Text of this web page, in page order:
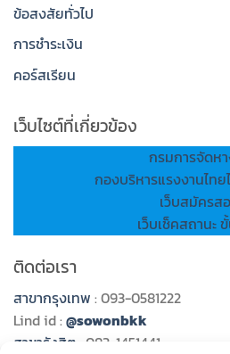
ข้อสงสัยทั่วไป
การชำระเงิน
คอร์สเรียน
เว็บไซต์ที่เกี่ยวข้อง
กรมการจัดห
กองบริหารแรงงานไทย
เว็บสมัครส
เว็บเช็คสถานะ
ติดต่อเรา
สาขากรุงเทพ : 093-0581222
Lind id : @sowonbkk
สาขารังสิต : 083-1451441